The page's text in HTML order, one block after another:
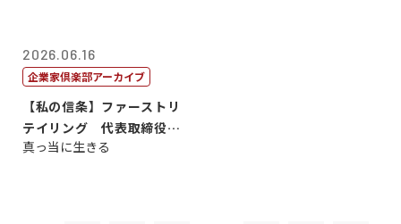
2026.06.16
企業家倶楽部アーカイブ
【私の信条】ファーストリ
テイリング 代表取締役会
長兼社長 柳...
真っ当に生きる